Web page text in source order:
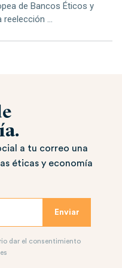
de Bancos Éticos y
...
a tu correo una
éticas y economía
dar el consentimiento